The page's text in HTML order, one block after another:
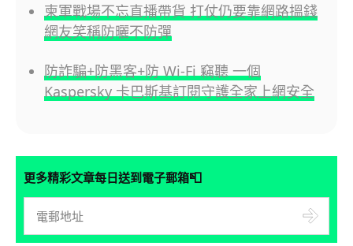
柬軍戰場不忘直播帶貨 打仗仍要靠網路搵錢
網友笑稱防曬不防彈
防詐騙+防黑客+防 Wi-Fi 竊聽 一個
Kaspersky 卡巴斯基訂閱守護全家上網安全
更多精彩文章每日送到電子郵箱📮